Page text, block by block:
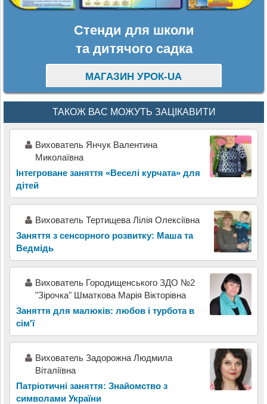
Стенди для школи
та дитячого садка
МАГАЗИН УРОК-UA
ТАКОЖ ВАС МОЖУТЬ ЗАЦІКАВИТИ
Вихователь Янчук Валентина
Миколаївна
Інтегроване заняття «Веселі курчата» для
дітей
Вихователь Тертищева Лілія Олексіївна
Заняття з сенсорного розвитку: Маша та
Ведмідь
Вихователь Городищенського ЗДО №2
"Зірочка" Шматкова Марія Вікторівна
Заняття для малюків: любов і турбота в
сім'ї
Вихователь Задорожна Людмила
Віталіївна
Патріотичні заняття: Знайомство з
символами України